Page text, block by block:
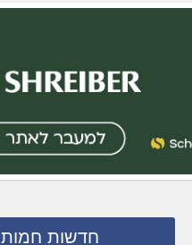
חדשות חמות